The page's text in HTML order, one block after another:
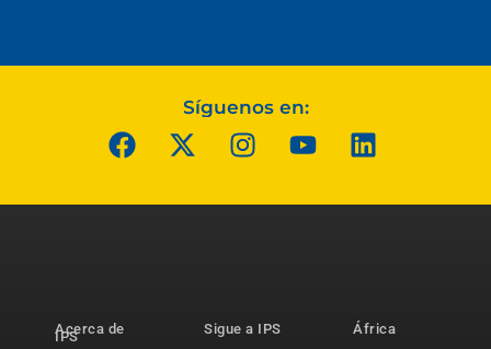
Síguenos en:
Acerca de
IPS
Sigue a IPS
África